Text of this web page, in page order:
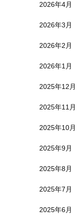
2026年4月
2026年3月
2026年2月
2026年1月
2025年12月
2025年11月
2025年10月
2025年9月
2025年8月
2025年7月
2025年6月